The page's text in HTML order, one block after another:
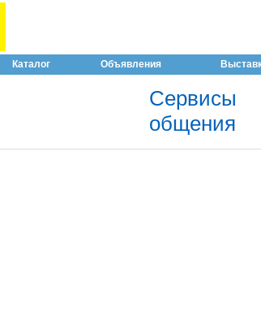
Каталог Объявления
Сервисы
общения